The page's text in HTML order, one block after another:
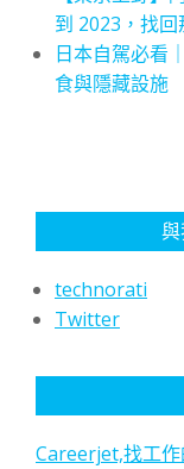
到 2023，找
日本自駕必看
食與隱藏設施
technorati
Twitter
Careerjet,找工